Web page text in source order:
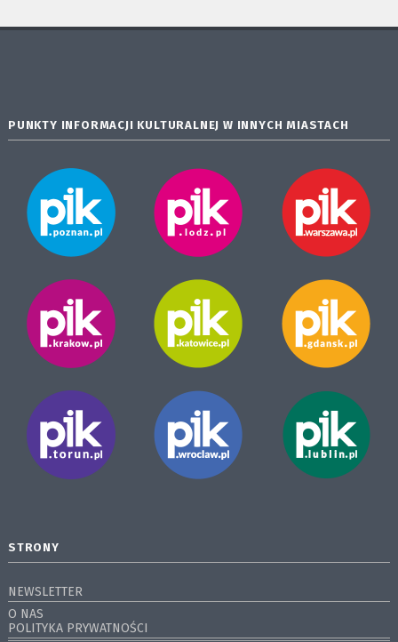
PUNKTY INFORMACJI KULTURALNEJ W INNYCH MIASTACH
STRONY
NEWSLETTER
O NAS
POLITYKA PRYWATNOŚCI